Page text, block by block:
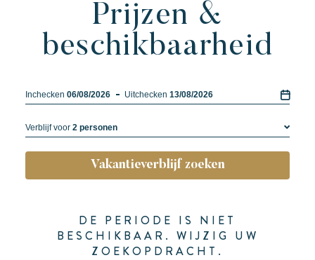
Prijzen &
beschikbaarheid
Inchecken 06/08/2026 Uitchecken 13/08/2026
Verblijf voor 2 personen
2 personen
5 personen
6 personen
Vakantieverblijf zoeken
DE PERIODE IS NIET
BESCHIKBAAR. WIJZIG UW
ZOEKOPDRACHT.